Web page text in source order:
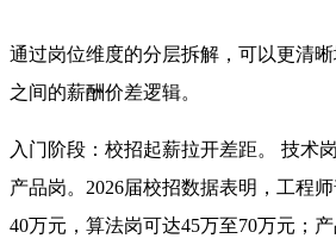
通过岗位维度的分层拆解，可以更清
之间的薪酬价差逻辑。
入门阶段：校招起薪拉开差距。 技术
产品岗。2026届校招数据表明，工程
40万元，算法岗可达45万至70万元；